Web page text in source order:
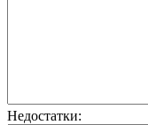
Недостатки: